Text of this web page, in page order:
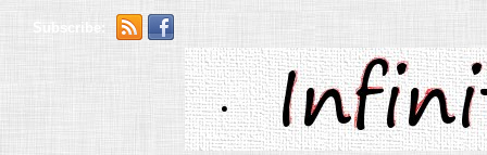
Subscribe:
.